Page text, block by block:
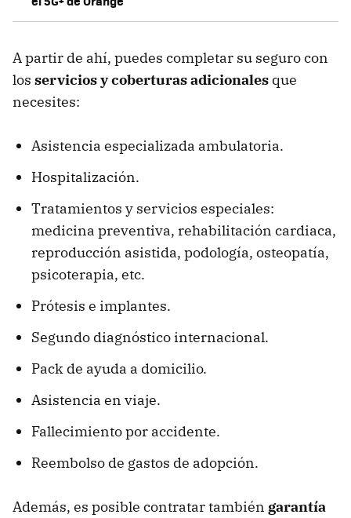
A partir de ahí, puedes completar su seguro con
los servicios y coberturas adicionales que
necesites:
Asistencia especializada ambulatoria.
Hospitalización.
Tratamientos y servicios especiales:
medicina preventiva, rehabilitación cardiaca,
reproducción asistida, podología, osteopatía,
psicoterapia, etc.
Prótesis e implantes.
Segundo diagnóstico internacional.
Pack de ayuda a domicilio.
Asistencia en viaje.
Fallecimiento por accidente.
Reembolso de gastos de adopción.
Además, es posible contratar también garantía